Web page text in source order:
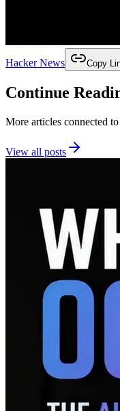
Hacker News Copy
Continue
More articles connected
View all posts